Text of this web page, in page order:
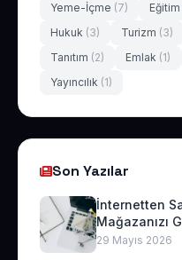
Yeme-İçme (7) Eğitim
Hukuk (3) Turizm (3)
Tanıtım (2) Emlak (1)
Yayıncılık (1)
Son Yazılar
İnternetten
Mağazanızı
29 Mayıs 2026